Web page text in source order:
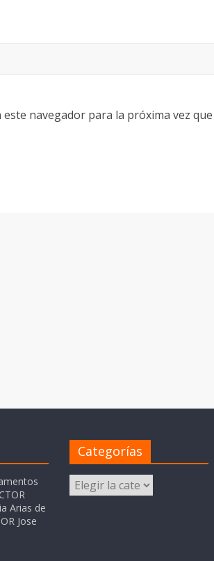
navegador para la próxima vez
Arias de
Jose
Categorías
Categorías